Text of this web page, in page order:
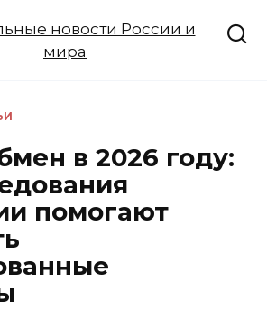
в 2026 году:
помогают